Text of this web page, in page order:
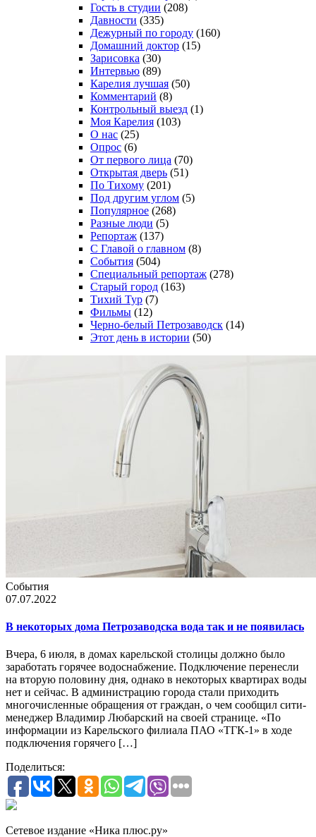
Гость в студии (208)
Давности (335)
Дежурный по городу (160)
Домашний доктор (15)
Зарисовка (30)
Интервью (89)
Карелия лучшая (50)
Комментарий (8)
Контрольный выезд (1)
Моя Карелия (103)
О нас (25)
Опрос (6)
От первого лица (70)
Открытая дверь (51)
По Тихому (201)
Под другим углом (5)
Популярное (268)
Разные люди (5)
Репортаж (137)
С Главой о главном (8)
События (504)
Специальный репортаж (278)
Старый город (163)
Тихий Тур (7)
Фильмы (12)
Черно-белый Петрозаводск (14)
Этот день в истории (50)
События
07.07.2022
В некоторых дома Петрозаводска вода так и не появилась
Вчера, 6 июля, в домах карельской столицы должно было
заработать горячее водоснабжение. Подключение перенесли
на вторую половину дня, однако в некоторых квартирах воды
нет и сейчас. В администрацию города стали приходить
многочисленные обращения от граждан, о чем сообщил сити-
менеджер Владимир Любарский на своей странице. «По
информации из Карельского филиала ПАО «ТГК-1» в ходе
подключения горячего […]
Поделиться:
Сетевое издание «Ника плюс.ру»